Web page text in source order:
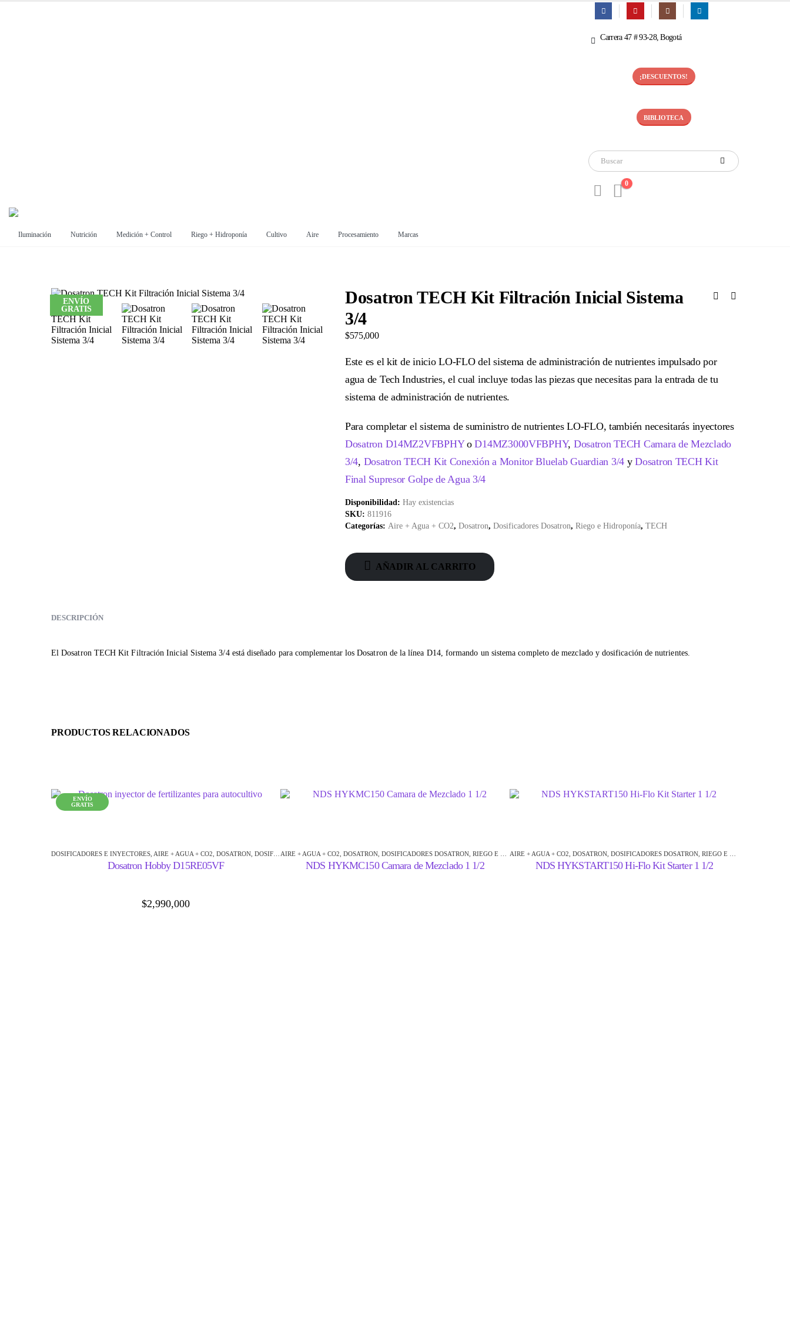
Carrera 47 # 93-28, Bogotá
¡DESCUENTOS!
BIBLIOTECA
0
Iluminación Nutrición Medición + Control Riego + Hidroponía Cultivo Aire Procesamiento Marcas
ENVÍO
GRATIS
Dosatron TECH Kit Filtración Inicial Sistema
3/4
$575,000
Este es el kit de inicio LO-FLO del sistema de administración de nutrientes impulsado por
agua de Tech Industries, el cual incluye todas las piezas que necesitas para la entrada de tu
sistema de administración de nutrientes.
Para completar el sistema de suministro de nutrientes LO-FLO, también necesitarás inyectores
Dosatron D14MZ2VFBPHYoD14MZ3000VFBPHY, Dosatron TECH Camara de Mezclado
3/4, Dosatron TECH Kit Conexión a Monitor Bluelab Guardian 3/4 yDosatron TECH Kit
Final Supresor Golpe de Agua 3/4
Disponibilidad: Hay existencias
SKU: 811916
Categorías: Aire + Agua + CO2, Dosatron, Dosificadores Dosatron, Riego e Hidroponía, TECH
AÑADIR AL CARRITO
DESCRIPCIÓN
El Dosatron TECH Kit Filtración Inicial Sistema 3/4 está diseñado para complementar los Dosatron de la línea D14, formando un sistema completo de mezclado y dosificación de nutrientes.
PRODUCTOS RELACIONADOS
ENVÍO
GRATIS
DOSIFICADORES E INYECTORES AIRE + AGUA + CO2 DOSATRON DOSIFICADORES DOSATRON ,RIEGO E HIDROPONÍA
Dosatron Hobby D15RE05VF
$2,990,000
AIRE + AGUA + CO2 DOSATRON, DOSIFICADORES DOSATRON, RIEGO E HIDROPONÍA
NDS HYKMC150 Camara de Mezclado 1 1/2
AIRE + AGUA + CO2 DOSATRON, DOSIFICADORES DOSATRON, RIEGO E HIDROPONÍA
NDS HYKSTART150 Hi-Flo Kit Starter 1 1/2